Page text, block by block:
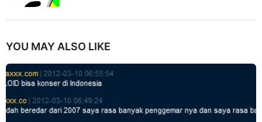
YOU MAY ALSO LIKE